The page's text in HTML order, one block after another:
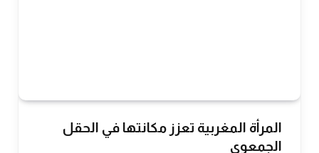
المرأة المغربية تعزز مكانتها في الحقل
الجمعوي